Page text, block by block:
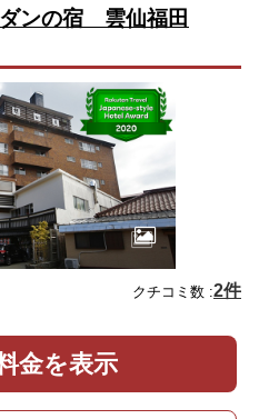
ンの宿 雲仙福田
クチコミ数 :2件
金を表示